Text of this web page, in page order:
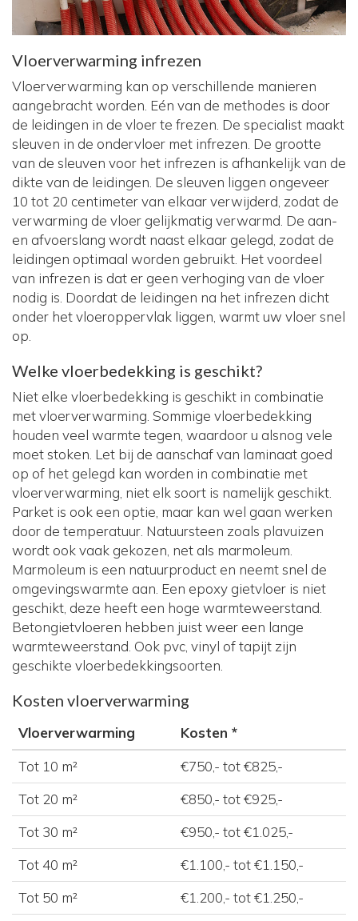
Vloerverwarming infrezen
Vloerverwarming kan op verschillende manieren
aangebracht worden. Eén van de methodes is door
de leidingen in de vloer te frezen. De specialist maakt
sleuven in de ondervloer met infrezen. De grootte
van de sleuven voor het infrezen is afhankelijk van de
dikte van de leidingen. De sleuven liggen ongeveer
10 tot 20 centimeter van elkaar verwijderd, zodat de
verwarming de vloer gelijkmatig verwarmd. De aan-
en afvoerslang wordt naast elkaar gelegd, zodat de
leidingen optimaal worden gebruikt. Het voordeel
van infrezen is dat er geen verhoging van de vloer
nodig is. Doordat de leidingen na het infrezen dicht
onder het vloeroppervlak liggen, warmt uw vloer snel
op.
Welke vloerbedekking is geschikt?
Niet elke vloerbedekking is geschikt in combinatie
met vloerverwarming. Sommige vloerbedekking
houden veel warmte tegen, waardoor u alsnog vele
moet stoken. Let bij de aanschaf van laminaat goed
op of het gelegd kan worden in combinatie met
vloerverwarming, niet elk soort is namelijk geschikt.
Parket is ook een optie, maar kan wel gaan werken
door de temperatuur. Natuursteen zoals plavuizen
wordt ook vaak gekozen, net als marmoleum.
Marmoleum is een natuurproduct en neemt snel de
omgevingswarmte aan. Een epoxy gietvloer is niet
geschikt, deze heeft een hoge warmteweerstand.
Betongietvloeren hebben juist weer een lange
warmteweerstand. Ook pvc, vinyl of tapijt zijn
geschikte vloerbedekkingsoorten.
Kosten vloerverwarming
Vloerverwarming
Kosten *
Tot 10 m²
€750,- tot €825,-
Tot 20 m²
€850,- tot €925,-
Tot 30 m²
€950,- tot €1.025,-
Tot 40 m²
€1.100,- tot €1.150,-
Tot 50 m²
€1.200,- tot €1.250,-